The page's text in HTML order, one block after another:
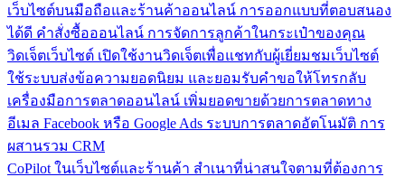
เว็บไซต์บนมือถือและร้านค้าออนไลน์ การออกแบบที่ตอบสนอง
ได้ดี คำสั่งซื้อออนไลน์ การจัดการลูกค้าในกระเป๋าของคุณ
วิดเจ็ตเว็บไซต์ เปิดใช้งานวิดเจ็ตเพื่อแชทกับผู้เยี่ยมชมเว็บไซต์
ใช้ระบบส่งข้อความยอดนิยม และยอมรับคำขอให้โทรกลับ
เครื่องมือการตลาดออนไลน์ เพิ่มยอดขายด้วยการตลาดทาง
อีเมล Facebook หรือ Google Ads ระบบการตลาดอัตโนมัติ การ
ผสานรวม CRM
CoPilot ในเว็บไซต์และร้านค้า สำเนาที่น่าสนใจตามที่ต้องการ